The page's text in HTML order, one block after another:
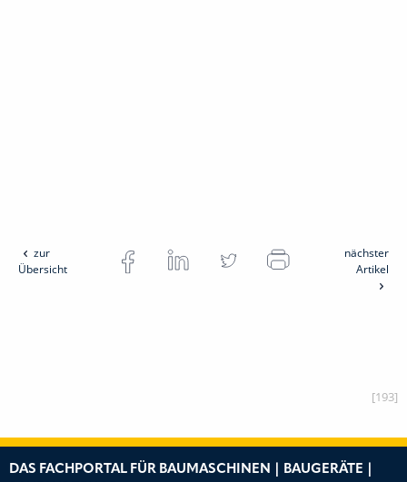
zur
Übersicht
nächster
Artikel
[193]
DAS FACHPORTAL FÜR BAUMASCHINEN | BAUGERÄTE |